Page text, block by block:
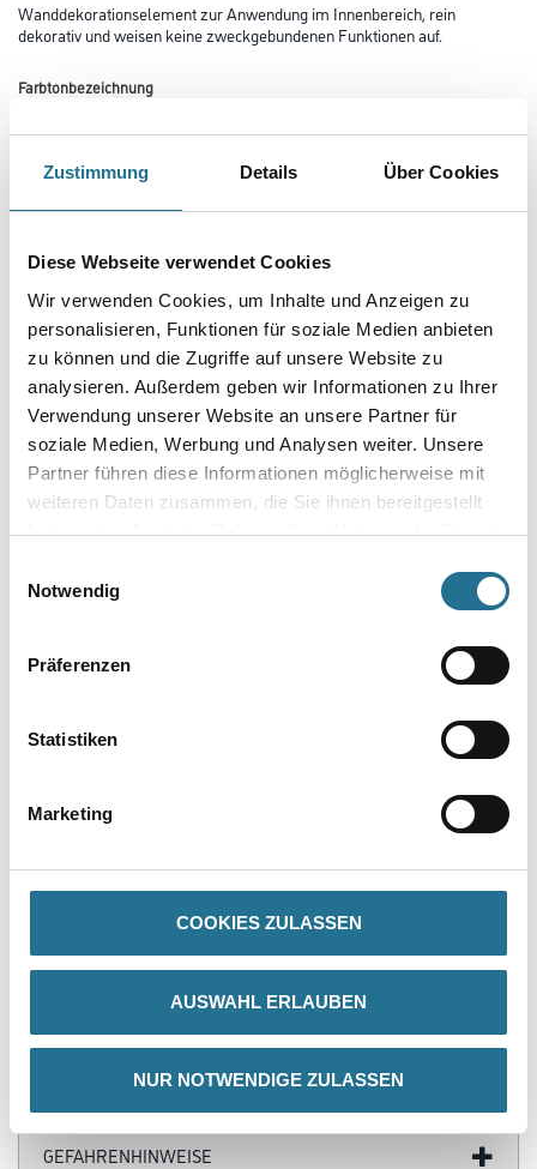
Zustimmung Details Über Cookies
Diese Webseite verwendet Cookies
Wir verwenden Cookies, um Inhalte und Anzeigen zu
personalisieren, Funktionen für soziale Medien anbieten
zu können und die Zugriffe auf unsere Website zu
analysieren. Außerdem geben wir Informationen zu Ihrer
Verwendung unserer Website an unsere Partner für
soziale Medien, Werbung und Analysen weiter. Unsere
Partner führen diese Informationen möglicherweise mit
weiteren Daten zusammen, die Sie ihnen bereitgestellt
haben oder die sie im Rahmen Ihrer Nutzung der Dienste
Notwendig
Präferenzen
Statistiken
Marketing
COOKIES ZULASSEN
AUSWAHL ERLAUBEN
NUR NOTWENDIGE ZULASSEN
Wanddekorationselement zur Anwendung im Innenbereich, rein
dekorativ und weisen keine zweckgebundenen Funktionen auf.
Farbtonbezeichnung
Länge in centimeter
Breite in centimeter
Gebinde
Klebers.
GEFAHRENHINWEISE